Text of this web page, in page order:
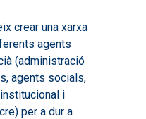
crear una xarxa
agents
(administració
agents socials,
i
per a dur a